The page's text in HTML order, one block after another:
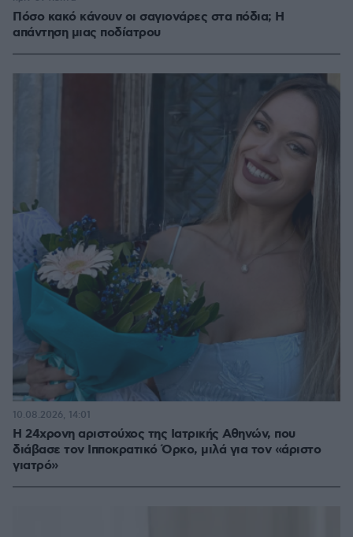
Πόσο κακό κάνουν οι σαγιονάρες στα πόδια; Η
απάντηση μιας ποδίατρου
Η 24χρονη αριστούχος της Ιατρικής Αθηνών, που
διάβασε τον Ιπποκρατικό Όρκο, μιλά για τον «άριστο
γιατρό»
10.08.2026, 14:01